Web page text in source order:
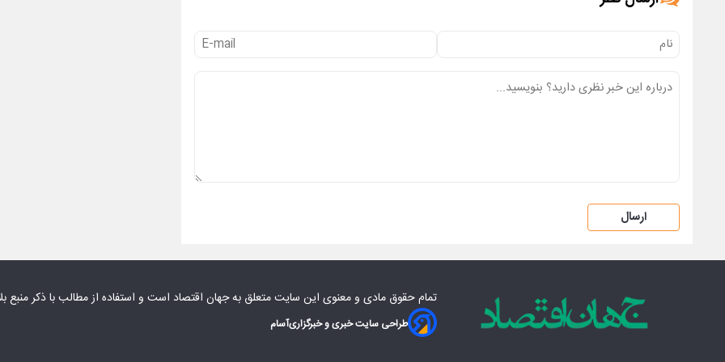
ارسال
تمام حقوق مادی‌ و معنوی این سایت متعلق بهجهان اقتصاد است و استفاده از مطالب با ذکر منبع
طراحی سایت خبری و خبرگزاریآسام